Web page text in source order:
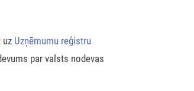
uz Uzņēmumu reģistru
par valsts nodevas